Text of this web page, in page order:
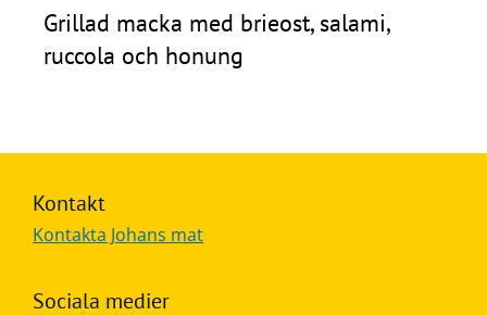
Grillad macka med brieost, salami,
ruccola och honung
Kontakt
Kontakta Johans mat
Sociala medier